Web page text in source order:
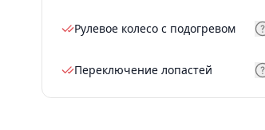
Рулевое колесо с подогревом
Переключение лопастей